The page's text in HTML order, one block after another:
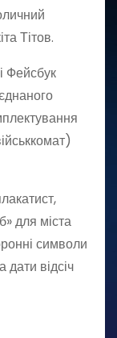
Тітов.
Фейсбук
для міста
символи
дати відсіч